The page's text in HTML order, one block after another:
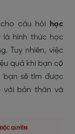
câu hỏi
học
là hình thức học
Tuy nhiên, việc
quả khi bạn có
bạn sẽ tìm được
với bản thân và